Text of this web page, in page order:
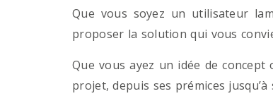
Que vous soyez un utilisateur
proposer la solution qui vous
Que vous ayez un idée de concept
projet, depuis ses prémices